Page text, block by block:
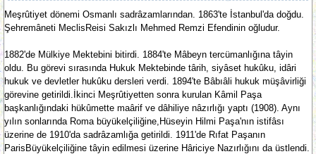
Meşrûtiyet dönemi Osmanlı sadrâzamlarından. 1863'te İstanbul'da doğdu.
Şehremâneti MeclisReisi Sakızlı Mehmed Remzi Efendinin oğludur.
1882'de Mülkiye Mektebini bitirdi. 1884'te Mâbeyn tercümanlığına tâyin
oldu. Bu görevi sırasında Hukuk Mektebinde târih, siyâset hukûku, idâri
hukuk ve devletler hukûku dersleri verdi. 1894'te Bâbıâli hukuk müşâvirliği
görevine getirildi.İkinci Meşrûtiyetten sonra kurulan Kâmil Paşa
başkanlığındaki hükûmette maârif ve dâhiliye nâzırlığı yaptı (1908). Aynı
yılın sonlarında Roma büyükelçiliğine,Hüseyin Hilmi Paşa'nın istifâsı
üzerine de 1910'da sadrâzamlığa getirildi. 1911'de Rıfat Paşanın
ParisBüyükelçiliğine tâyin edilmesi üzerine Hâriciye Nazırlığını da üstlendi.